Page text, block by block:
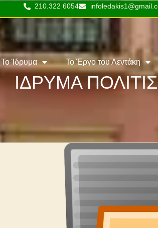
210.322 6054
Το Ίδρυμα Το Έργο του Λεντάκη
ΙΔΡΥΜΑ